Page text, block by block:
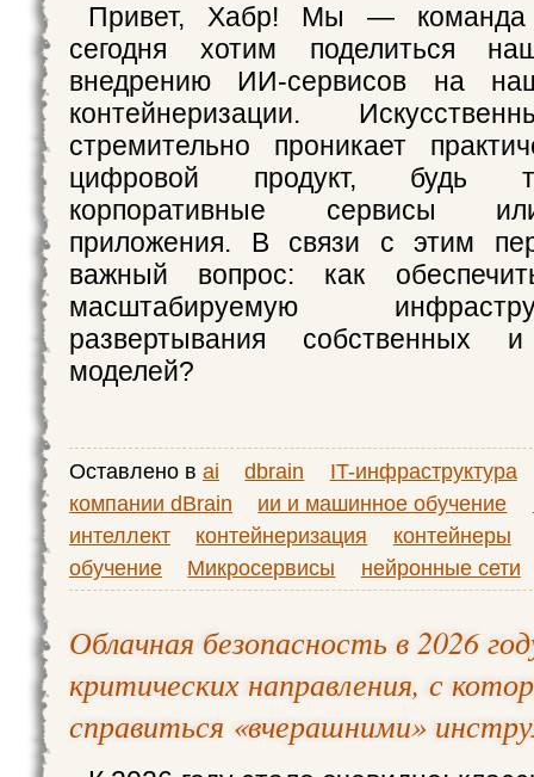
Привет, Хабр! Мы — команда
сегодня хотим поделиться
внедрению ИИ-сервисов на
контейнеризации.
стремительно проникает
цифровой продукт, будь
корпоративные сервисы
приложения. В связи с этим
важный вопрос: как
масштабируемую
развертывания
моделей?
Оставлено в ai dbrain
IT-инфраструктура
компании dBrain
ии и машинное обучение
интеллект
контейнеризация
контейнеры
обучение
Микросервисы нейронные сети
Облачная безопасность в 2026
критических направления, с
справиться «вчерашними»